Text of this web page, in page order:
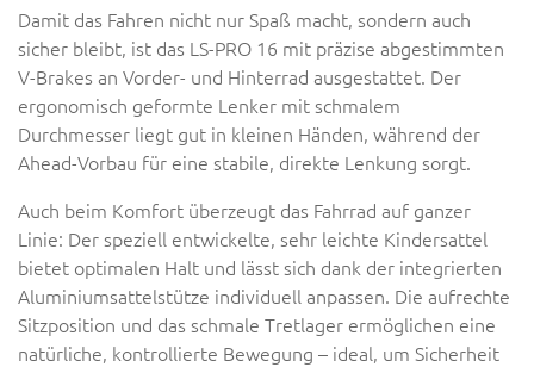
Damit das Fahren nicht nur Spaß macht, sondern auch
sicher bleibt, ist das LS-PRO 16 mit präzise abgestimmten
V-Brakes an Vorder- und Hinterrad ausgestattet. Der
ergonomisch geformte Lenker mit schmalem
Durchmesser liegt gut in kleinen Händen, während der
Ahead-Vorbau für eine stabile, direkte Lenkung sorgt.
Auch beim Komfort überzeugt das Fahrrad auf ganzer
Linie: Der speziell entwickelte, sehr leichte Kindersattel
bietet optimalen Halt und lässt sich dank der integrierten
Aluminiumsattelstütze individuell anpassen. Die aufrechte
Sitzposition und das schmale Tretlager ermöglichen eine
natürliche, kontrollierte Bewegung – ideal, um Sicherheit